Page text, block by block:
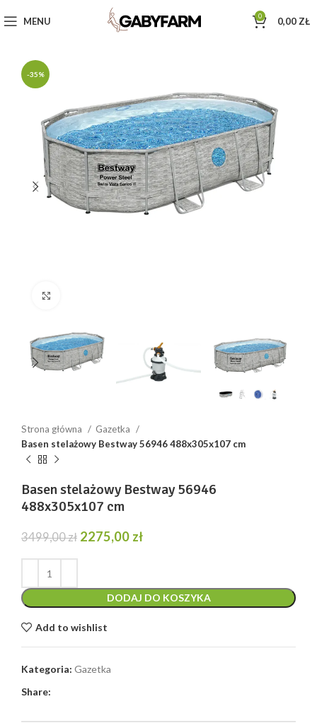
MENU 0 0,00 ZŁ
-35%
Strona główna
Gazetka
Basen stelażowy Bestway 56946 488x305x107 cm
Basen stelażowy Bestway 56946
488x305x107 cm
3499,00zł Pierwotna
2275,00 złAktualna
DODAJ DO KOSZYKA
Add to wishlist
Kategoria: Gazetka
Share: